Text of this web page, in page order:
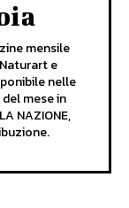
mensile
e
nelle
mese in
NAZIONE,